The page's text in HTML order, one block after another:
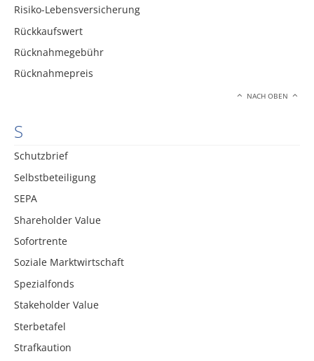
Risiko-Lebensversicherung
Rückkaufswert
Rücknahmegebühr
Rücknahmepreis
NACH OBEN
S
Schutzbrief
Selbstbeteiligung
SEPA
Shareholder Value
Sofortrente
Soziale Marktwirtschaft
Spezialfonds
Stakeholder Value
Sterbetafel
Strafkaution